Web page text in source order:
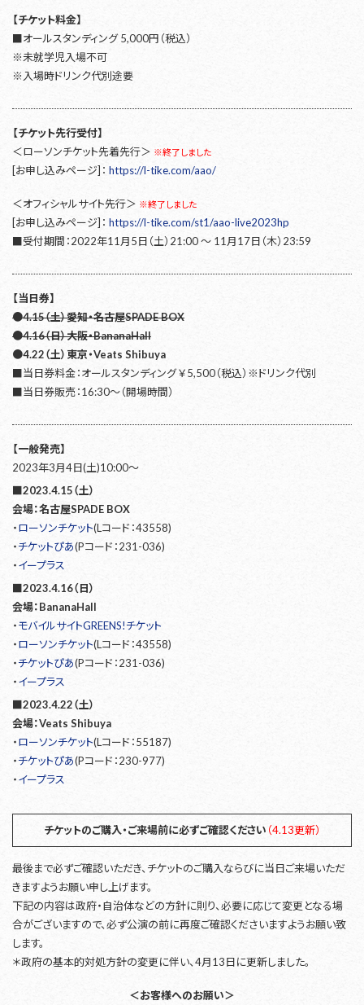
【チケット料金】
■オールスタンディング 5,000円（税込）
※未就学児入場不可
※入場時ドリンク代別途要
【チケット先行受付】
＜ローソンチケット先着先行＞ ※終了しました
[お申し込みページ]： https://l-tike.com/aao/
＜オフィシャルサイト先行＞ ※終了しました
[お申し込みページ]： https://l-tike.com/st1/aao-live2023hp
■受付期間：2022年11月5日（土）21:00 〜 11月17日（木）23:59
【当日券】
●4.15（土）愛知・名古屋SPADE BOX
●4.16（日）大阪・BananaHall
●4.22（土）東京・Veats Shibuya
■当日券料金：オールスタンディング ￥5,500（税込）※ドリンク代別
■当日券販売：16:30〜（開場時間）
【一般発売】
2023年3月4日(土)10:00～
■2023.4.15（土）
会場：名古屋SPADE BOX
・ローソンチケット(Lコード：43558)
・チケットぴあ(Pコード：231-036)
・イープラス
■2023.4.16（日）
会場：BananaHall
・モバイルサイトGREENS!チケット
・ローソンチケット(Lコード：43558)
・チケットぴあ(Pコード：231-036)
・イープラス
■2023.4.22（土）
会場：Veats Shibuya
・ローソンチケット(Lコード：55187)
・チケットぴあ(Pコード：230-977)
・イープラス
チケットのご購入・ご来場前に必ずご確認ください （4.13更新）
最後まで必ずご確認いただき、チケットのご購入ならびに当日ご来場いただ
きますようお願い申し上げます。
下記の内容は政府・自治体などの方針に則り、必要に応じて変更となる場
合がございますので、必ず公演の前に再度ご確認くださいますようお願い致
します。
＊政府の基本的対処方針の変更に伴い、4月13日に更新しました。
＜お客様へのお願い＞